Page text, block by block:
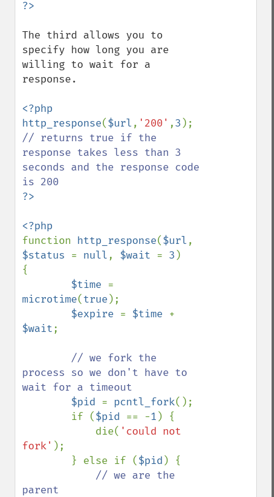
The third allows you to
specify how long you are
willing to wait for a
response.
<?php
http_response($url, '200' ,3
// returns true if the
response takes less than 3
seconds and the response code
function http_response($url
$status = null, $wait = 3 )
{
$time
microtime(true );
$expire = $time
$wait;
// we fork the
process so we don't have to
wait for a timeout
$pid = pcntl_fork();
        if (
$pid == -1 ) {
            die(
'could not
fork' );
        } else if (
$pid ) {
// we are the
parent